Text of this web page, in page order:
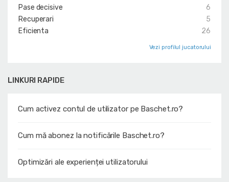
Pase decisive
6
Recuperari
5
Eficienta
26
Vezi profilul jucatorului
LINKURI RAPIDE
Cum activez contul de utilizator pe Baschet.ro?
Cum mă abonez la notificările Baschet.ro?
Optimizări ale experienței utilizatorului